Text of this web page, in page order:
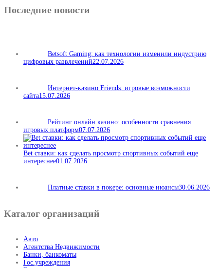
Последние новости
Betsoft Gaming: как технологии изменили индустрию
цифровых развлечений22.07.2026
Интернет-казино Friends: игровые возможности
сайта15.07.2026
Рейтинг онлайн казино: особенности сравнения
игровых платформ07.07.2026
Bet ставки: как сделать просмотр спортивных событий еще
интереснее01.07.2026
Платные ставки в покере: основные нюансы30.06.2026
Каталог организаций
Авто
Агентства Недвижимости
Банки, банкоматы
Гос.учреждения